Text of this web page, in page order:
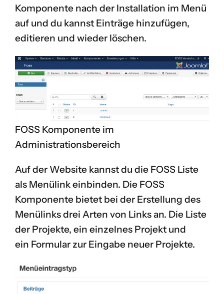
Komponente nach der Installation im Menü
auf und du kannst Einträge hinzufügen,
editieren und wieder löschen.
FOSS Komponente im
Administrationsbereich
Auf der Website kannst du die FOSS Liste
als Menülink einbinden. Die FOSS
Komponente bietet bei der Erstellung des
Menülinks drei Arten von Links an. Die Liste
der Projekte, ein einzelnes Projekt und
ein Formular zur Eingabe neuer Projekte.